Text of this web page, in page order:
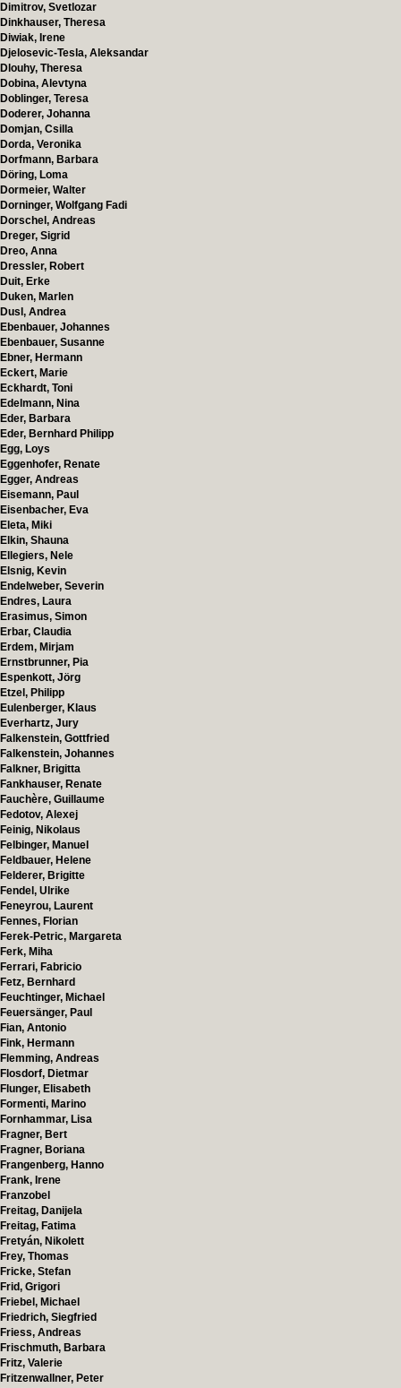
Dimitrov, Svetlozar
Dinkhauser, Theresa
Diwiak, Irene
Djelosevic-Tesla, Aleksandar
Dlouhy, Theresa
Dobina, Alevtyna
Doblinger, Teresa
Doderer, Johanna
Domjan, Csilla
Dorda, Veronika
Dorfmann, Barbara
Döring, Loma
Dormeier, Walter
Dorninger, Wolfgang Fadi
Dorschel, Andreas
Dreger, Sigrid
Dreo, Anna
Dressler, Robert
Duit, Erke
Duken, Marlen
Dusl, Andrea
Ebenbauer, Johannes
Ebenbauer, Susanne
Ebner, Hermann
Eckert, Marie
Eckhardt, Toni
Edelmann, Nina
Eder, Barbara
Eder, Bernhard Philipp
Egg, Loys
Eggenhofer, Renate
Egger, Andreas
Eisemann, Paul
Eisenbacher, Eva
Eleta, Miki
Elkin, Shauna
Ellegiers, Nele
Elsnig, Kevin
Endelweber, Severin
Endres, Laura
Erasimus, Simon
Erbar, Claudia
Erdem, Mirjam
Ernstbrunner, Pia
Espenkott, Jörg
Etzel, Philipp
Eulenberger, Klaus
Everhartz, Jury
Falkenstein, Gottfried
Falkenstein, Johannes
Falkner, Brigitta
Fankhauser, Renate
Fauchère, Guillaume
Fedotov, Alexej
Feinig, Nikolaus
Felbinger, Manuel
Feldbauer, Helene
Felderer, Brigitte
Fendel, Ulrike
Feneyrou, Laurent
Fennes, Florian
Ferek-Petric, Margareta
Ferk, Miha
Ferrari, Fabricio
Fetz, Bernhard
Feuchtinger, Michael
Feuersänger, Paul
Fian, Antonio
Fink, Hermann
Flemming, Andreas
Flosdorf, Dietmar
Flunger, Elisabeth
Formenti, Marino
Fornhammar, Lisa
Fragner, Bert
Fragner, Boriana
Frangenberg, Hanno
Frank, Irene
Franzobel
Freitag, Danijela
Freitag, Fatima
Fretyán, Nikolett
Frey, Thomas
Fricke, Stefan
Frid, Grigori
Friebel, Michael
Friedrich, Siegfried
Friess, Andreas
Frischmuth, Barbara
Fritz, Valerie
Fritzenwallner, Peter